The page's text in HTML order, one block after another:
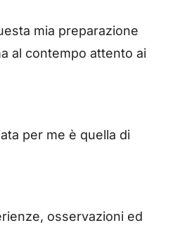
mia preparazione
al contempo attento ai
per me è quella di
osservazioni ed